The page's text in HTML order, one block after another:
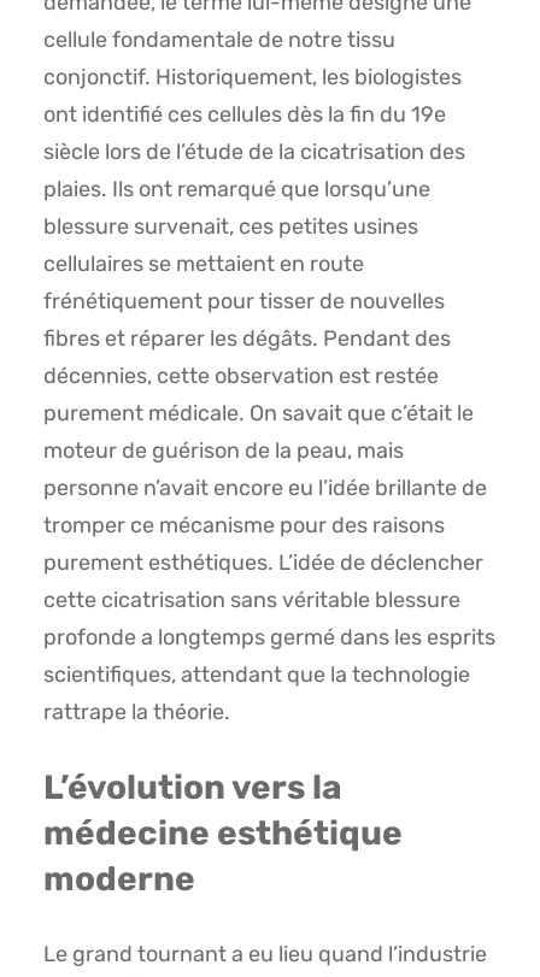
cellule fondamentale de notre tissu
conjonctif. Historiquement, les biologistes
ont identifié ces cellules dès la fin du 19e
siècle lors de l’étude de la cicatrisation des
plaies. Ils ont remarqué que lorsqu’une
blessure survenait, ces petites usines
cellulaires se mettaient en route
frénétiquement pour tisser de nouvelles
fibres et réparer les dégâts. Pendant des
décennies, cette observation est restée
purement médicale. On savait que c’était le
moteur de guérison de la peau, mais
personne n’avait encore eu l’idée brillante de
tromper ce mécanisme pour des raisons
purement esthétiques. L’idée de déclencher
cette cicatrisation sans véritable blessure
profonde a longtemps germé dans les esprits
scientifiques, attendant que la technologie
rattrape la théorie.
L’évolution vers la
médecine esthétique
moderne
Le grand tournant a eu lieu quand l’industrie